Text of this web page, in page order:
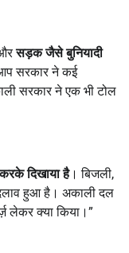
सड़क जैसे बुनियादी
आप सरकार ने कई
सरकार ने एक भी टोल
दिखाया है। बिजली,
हुआ है। अकाली दल
लेकर क्या किया।”